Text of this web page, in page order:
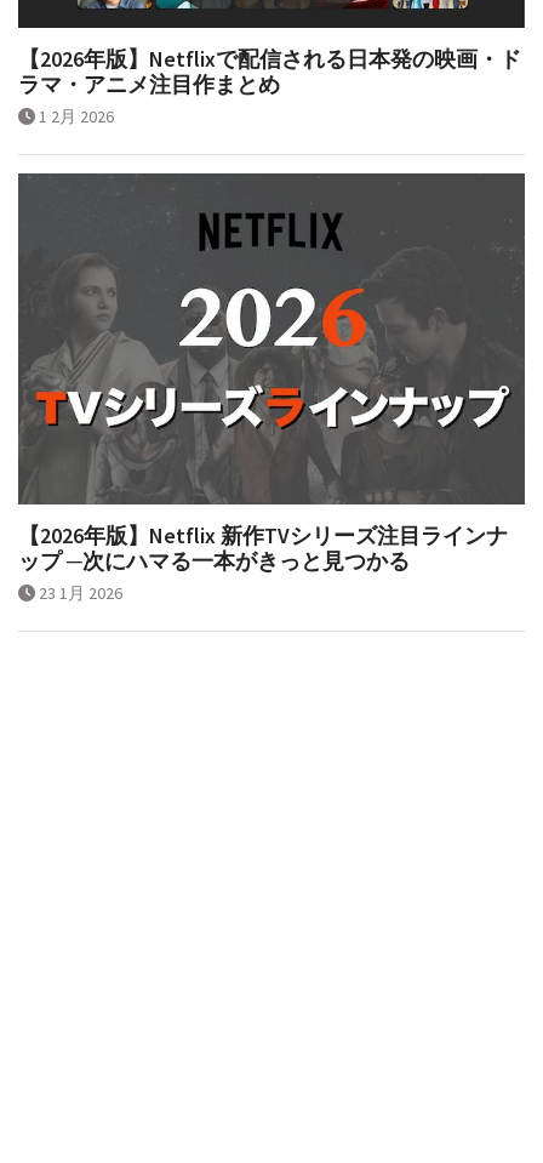
【2026年版】Netflixで配信される日本発の映画・ド
ラマ・アニメ注目作まとめ
1 2月 2026
【2026年版】Netflix 新作TVシリーズ注目ラインナ
ップ ─次にハマる一本がきっと見つかる
23 1月 2026